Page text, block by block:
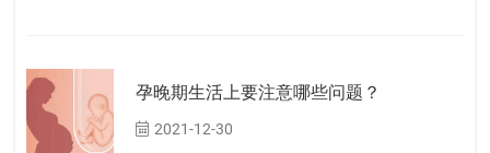
孕晚期生活上要注意哪些问题？
2021-12-30